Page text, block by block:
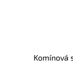
Komínová